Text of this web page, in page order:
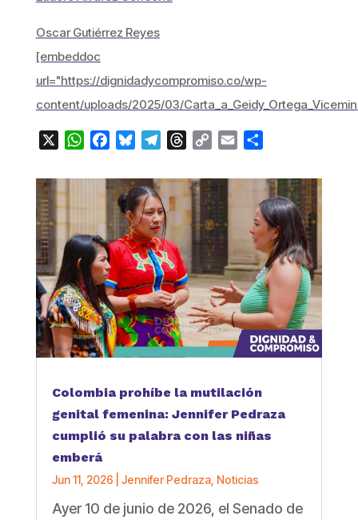
Oscar Gutiérrez Reyes
[embeddoc
url="https://dignidadycompromiso.co/wp-
content/uploads/2025/03/
WhatsApp
FacebookBlueskyTelegramThreads
Copy Email
Colombia prohíbe la mutilación
genital femenina: Jennifer Pedraza
cumplió su palabra con las niñas
emberá
Jun 11, 2026 Jennifer Pedraza, Noticias
Ayer 10 de junio de 2026, el Senado de